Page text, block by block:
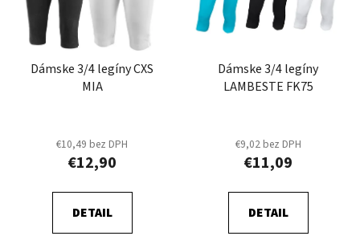
Dámske 3/4 legíny CXS
MIA
€10,49 bez DPH
€12,90
DETAIL
Dámske 3/4 legíny
LAMBESTE FK75
€9,02 bez DPH
€11,09
DETAIL